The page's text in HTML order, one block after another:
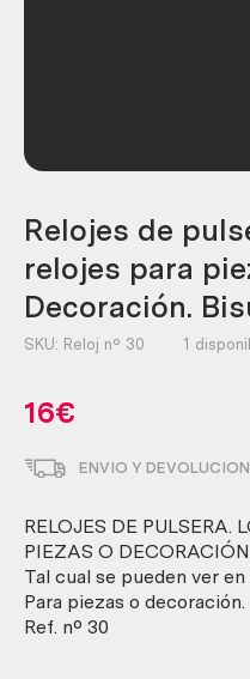
Relojes de
relojes para
Decoración.
SKU: Reloj nº 30 1
16€
ENVIO Y
RELOJES DE PULSERA.
PIEZAS O
Tal cual se pueden ver
Para piezas o decoración.
Ref. nº 30